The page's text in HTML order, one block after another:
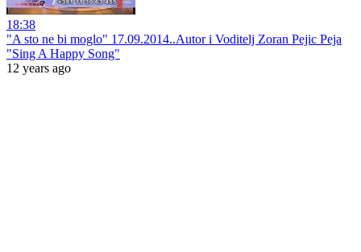
18:38
"A sto ne bi moglo" 17.09.2014..Autor i Voditelj Zoran Pejic Peja
"Sing A Happy Song"
12 years ago